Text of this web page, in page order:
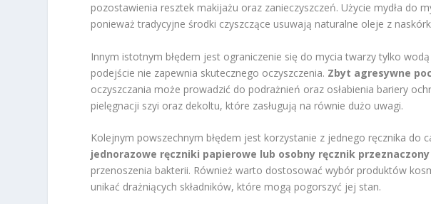
pozostawienia resztek makijażu oraz zanieczyszczeń. Użycie mydła do
ponieważ tradycyjne środki czyszczące usuwają naturalne oleje z
Innym istotnym błędem jest ograniczenie się do mycia twarzy tylko
podejście nie zapewnia skutecznego oczyszczenia. Zbyt agresywne
oczyszczania może prowadzić do podrażnień oraz osłabienia bariery
pielęgnacji szyi oraz dekoltu, które zasługują na równie dużo uwagi.
Kolejnym powszechnym błędem jest korzystanie z jednego ręcznika do
jednorazowe ręczniki papierowe lub osobny ręcznik
przenoszenia bakterii. Również warto dostosować wybór produktów
unikać drażniących składników, które mogą pogorszyć jej stan.